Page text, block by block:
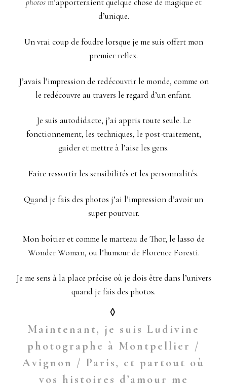
photos m’apporteraient quelque chose de magique et
d’unique.
Un vrai coup de foudre lorsque je me suis offert mon
premier reflex.
J’avais l’impression de redécouvrir le monde, comme on
le redécouvre au travers le regard d’un enfant.
Je suis autodidacte, j’ai appris toute seule. Le
fonctionnement, les techniques, le post-traitement,
guider et mettre à l’aise les gens.
Faire ressortir les sensibilités et les personnalités.
Quand je fais des photos j’ai l’impression d’avoir un
super pourvoir.
Mon boîtier et comme le marteau de Thor, le lasso de
Wonder Woman, ou l’humour de Florence Foresti.
Je me sens à la place précise où je dois être dans l’univers
quand je fais des photos.
◊
Maintenant, je suis Ludivine
photographe à Montpellier /
Avignon / Paris, et partout où
vos histoires d’amour me